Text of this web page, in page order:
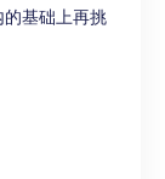
的基础上再挑